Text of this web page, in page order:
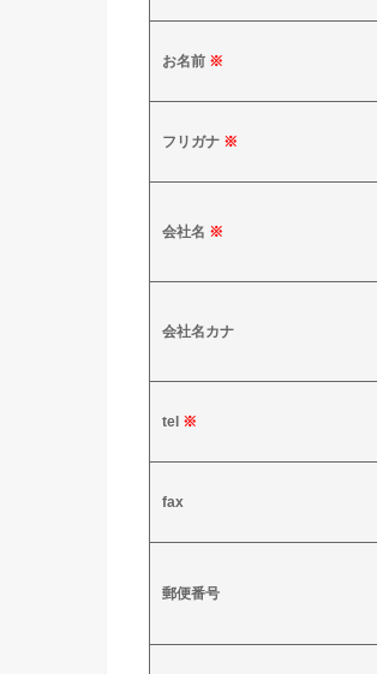
お名前 ※
フリガナ ※
会社名 ※
会社名カナ
tel ※
fax
郵便番号